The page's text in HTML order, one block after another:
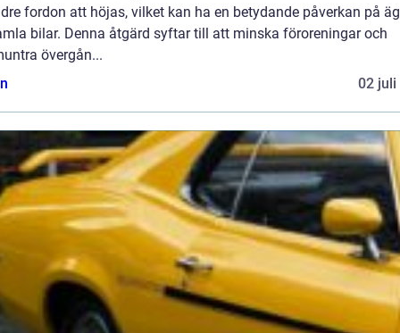
fordon att höjas, vilket kan ha en betydande påverkan på
bilar. Denna åtgärd syftar till att minska föroreningar och
övergån...
02 juli